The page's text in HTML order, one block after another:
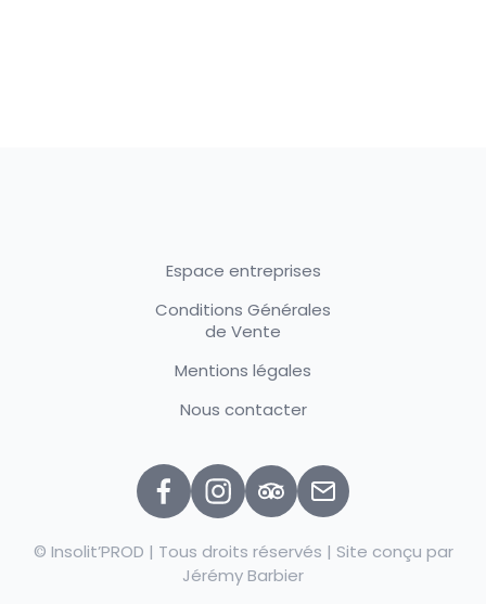
Espace entreprises
Conditions Générales
de Vente
Mentions légales
Nous contacter
© Insolit’PROD | Tous droits réservés | Site conçu par
Jérémy Barbier